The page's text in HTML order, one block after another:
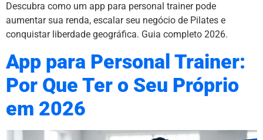
Descubra como um app para personal trainer pode
aumentar sua renda, escalar seu negócio de Pilates e
conquistar liberdade geográfica. Guia completo 2026.
App para Personal Trainer:
Por Que Ter o Seu Próprio
em 2026